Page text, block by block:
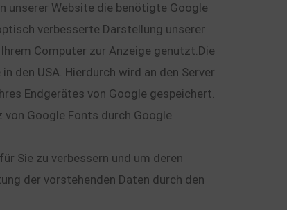
unserer Website die benötigte Google
verbesserte Darstellung unserer
Computer zur Anzeige genutzt.Die
den USA. Hierdurch wird an den Server
Endgerätes von Google gespeichert.
von Google Fonts durch Google
Sie zu verbessern und um deren
der vorstehenden Daten durch den